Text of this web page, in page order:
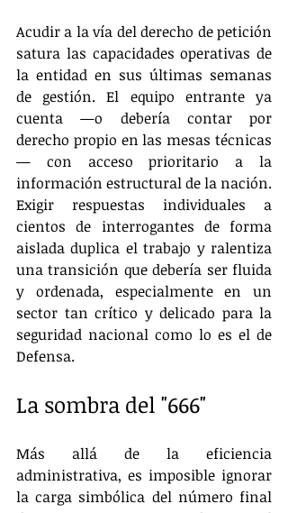
Acudir a la vía del derecho de petición
satura las capacidades operativas de
la entidad en sus últimas semanas
de gestión. El equipo entrante ya
cuenta —o debería contar por
derecho propio en las mesas técnicas
— con acceso prioritario a la
información estructural de la nación.
Exigir respuestas individuales a
cientos de interrogantes de forma
aislada duplica el trabajo y ralentiza
una transición que debería ser fluida
y ordenada, especialmente en un
sector tan crítico y delicado para la
seguridad nacional como lo es el de
Defensa.
La sombra del "666"
Más allá de la eficiencia
administrativa, es imposible ignorar
la carga simbólica del número final